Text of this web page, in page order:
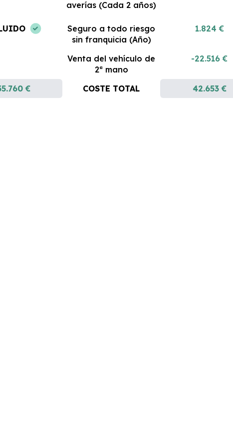
averías (Cada 2 años)
Seguro a todo riesgo
sin franquicia (Año)
1.824 €
Venta del vehículo de
2ª mano
-22.516 €
€ COSTE TOTAL 42.653 €